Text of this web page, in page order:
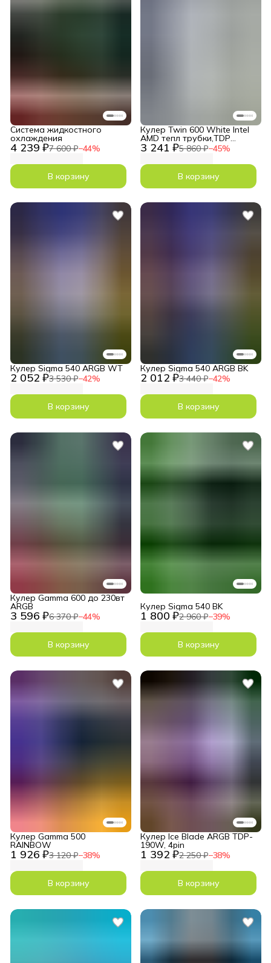
4 239 ₽7 600 ₽−44%
Система жидкостного
охлаждения
В корзину
3 241 ₽5 860 ₽−45%
Кулер Twin 600 White Intel
AMD тепл трубки,TDP
250W, 4pin
В корзину
2 052 ₽3 530 ₽−42%
Кулер Sigma 540 ARGB WT
В корзину
2 012 ₽3 440 ₽−42%
Кулер Sigma 540 ARGB BK
В корзину
3 596 ₽6 370 ₽−44%
Кулер Gamma 600 до 230вт
ARGB
В корзину
1 800 ₽2 960 ₽−39%
Кулер Sigma 540 BK
В корзину
1 926 ₽3 120 ₽−38%
Кулер Gamma 500
RAINBOW
В корзину
1 392 ₽2 250 ₽−38%
Кулер Ice Blade ARGB TDP-
190W, 4pin
В корзину